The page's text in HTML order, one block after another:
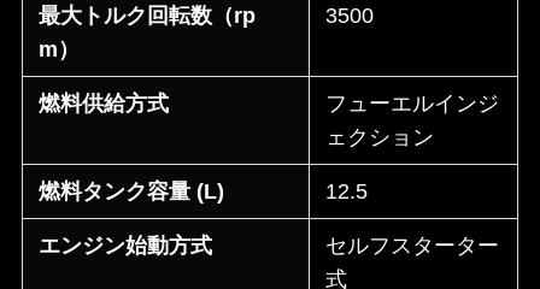
最大トルク回転数（rp
m）
3500
燃料供給方式
フューエルインジ
ェクション
燃料タンク容量 (L) 12.5
エンジン始動方式
セルフスターター
式